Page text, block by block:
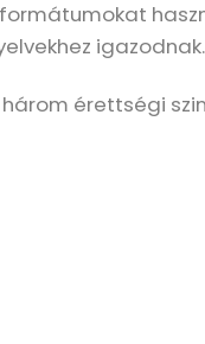
igazodnak.
három érettségi